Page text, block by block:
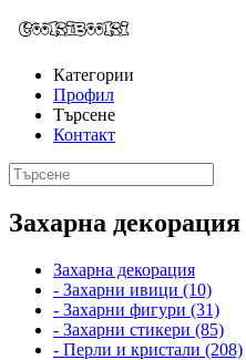
Категории
Профил
Търсене
Контакт
Захарна декорация
Захарна декорация
- Захарни ивици (10)
- Захарни фигури (31)
- Захарни стикери (85)
- Перли и кристали (208)